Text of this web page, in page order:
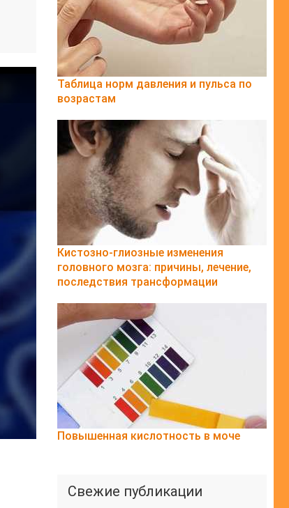
Таблица норм давления и пульса по
возрастам
Кистозно-глиозные изменения
головного мозга: причины, лечение,
последствия трансформации
Повышенная кислотность в моче
Свежие публикации